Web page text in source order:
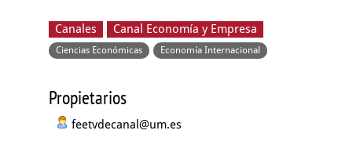
Canales Canal Economía y Empresa
Ciencias Económicas Economía Internacional
Propietarios
feetvdecanal@um.es